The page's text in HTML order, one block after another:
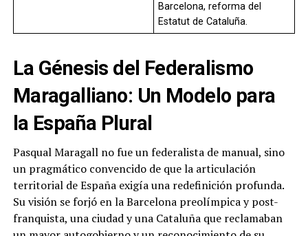
Barcelona, reforma del
Estatut de Cataluña.
La Génesis del Federalismo
Maragalliano: Un Modelo para
la España Plural
Pasqual Maragall no fue un federalista de manual, sino
un pragmático convencido de que la articulación
territorial de España exigía una redefinición profunda.
Su visión se forjó en la Barcelona preolímpica y post-
franquista, una ciudad y una Cataluña que reclamaban